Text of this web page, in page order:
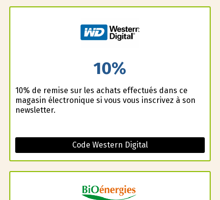
10%
10% de remise sur les achats effectués dans ce
magasin électronique si vous vous inscrivez à son
newsletter.
Code Western Digital